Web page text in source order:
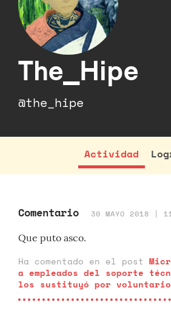
The_Hipe
@the_hipe
Actividad
Comentario 30 MAYO 2018 |
Que puto asco.
Ha comentado en el post
a empleados del soporte
los sustituyó por